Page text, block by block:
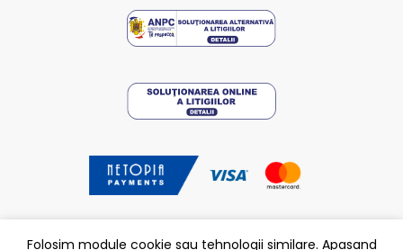
Folosim module cookie sau tehnologii similare. Apasand